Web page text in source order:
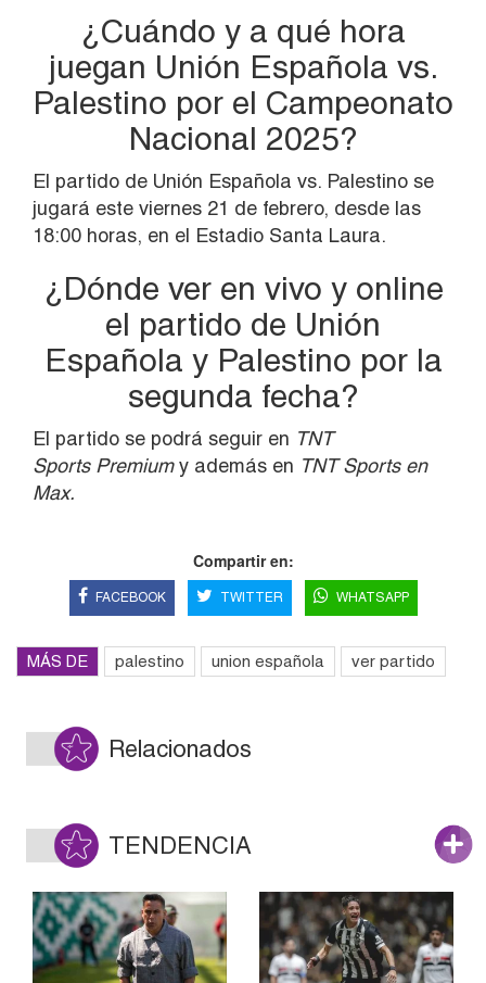
¿Cuándo y a qué hora
juegan Unión Española vs.
Palestino por el Campeonato
Nacional 2025?
El partido de Unión Española vs. Palestino se
jugará este viernes 21 de febrero, desde las
18:00 horas, en el Estadio Santa Laura.
¿Dónde ver en vivo y online
el partido de Unión
Española y Palestino por la
segunda fecha?
El partido se podrá seguir en TNT
Sports Premiumy además en TNT Sports en
Max.
Compartir en:
FACEBOOK TWITTER WHATSAPP
MÁS DE palestino union española ver partido
Relacionados
TENDENCIA